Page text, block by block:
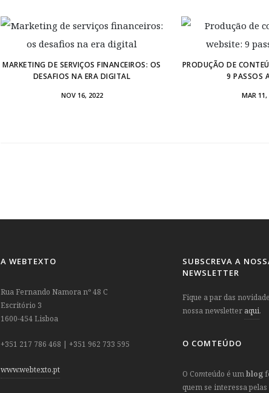
MARKETING DE SERVIÇOS FINANCEIROS: OS
DESAFIOS NA ERA DIGITAL
NOV 16, 2022
PRODUÇÃO DE
9 PASSOS
MAR 11,
A WEBTEXTO
Rua Fernando Namora nº 48 C
Escritório 3
1600-454 Lisboa
+351 217 786 468 | +351 962 733 595
www.webtexto.pt
SUBSCREVA A
NEWSLETTER
Fique a par das
nossa newsletter aqui.
O COMTEÚDO
O Comteúdo é umblog
quem se interessa pelas